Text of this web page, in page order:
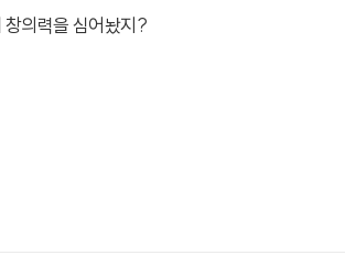
창의력을 심어놨지?